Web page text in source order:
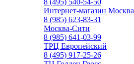
8 (495) 540-54-50
Интернет-магазин Москва
8 (985) 623-83-31
Москва-Сити
8 (985) 641-03-99
ТРЦ Европейский
8 (495) 917-25-26